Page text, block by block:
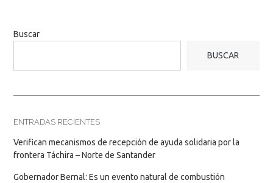
Buscar
BUSCAR
ENTRADAS RECIENTES
Verifican mecanismos de recepción de ayuda solidaria por la
frontera Táchira – Norte de Santander
Gobernador Bernal: Es un evento natural de combustión